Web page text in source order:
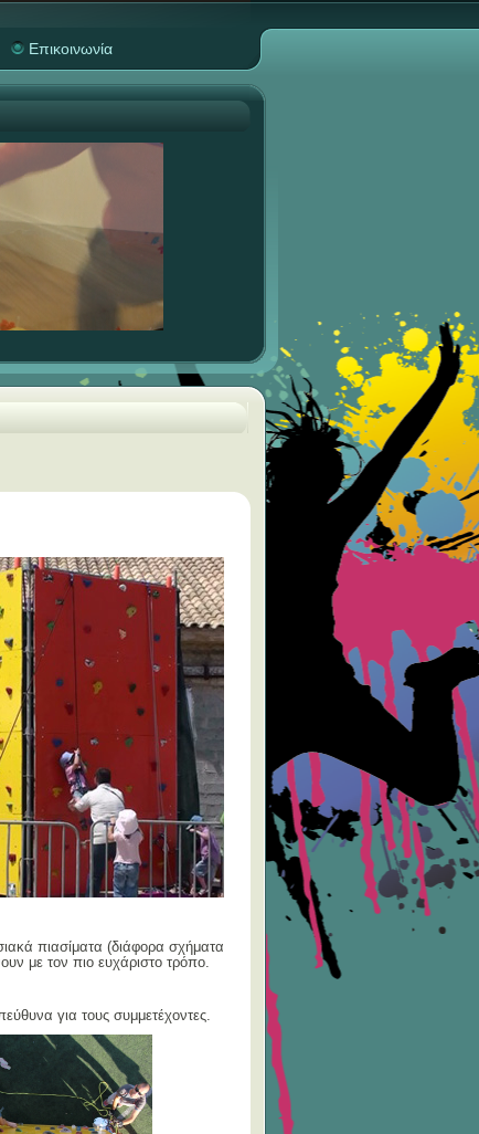
Επικοινωνία
πιασίματα (διάφορα σχήματα
με τον πιο ευχάριστο τρόπο.
για τους συμμετέχοντες.